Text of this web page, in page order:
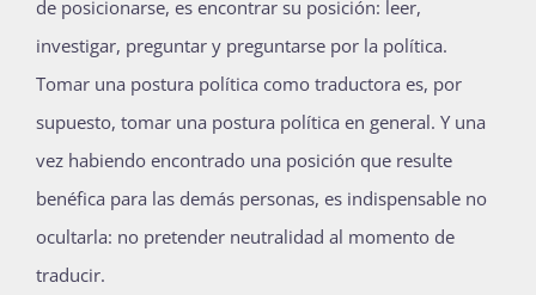
de posicionarse, es encontrar su posición: leer,
investigar, preguntar y preguntarse por la política.
Tomar una postura política como traductora es, por
supuesto, tomar una postura política en general. Y una
vez habiendo encontrado una posición que resulte
benéfica para las demás personas, es indispensable no
ocultarla: no pretender neutralidad al momento de
traducir.